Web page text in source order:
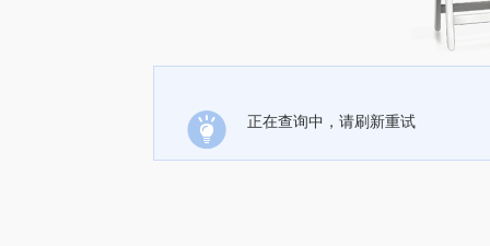
正在查询中，请刷新重试